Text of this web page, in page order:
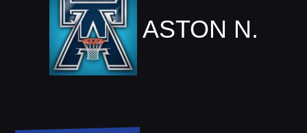
ASTON N.